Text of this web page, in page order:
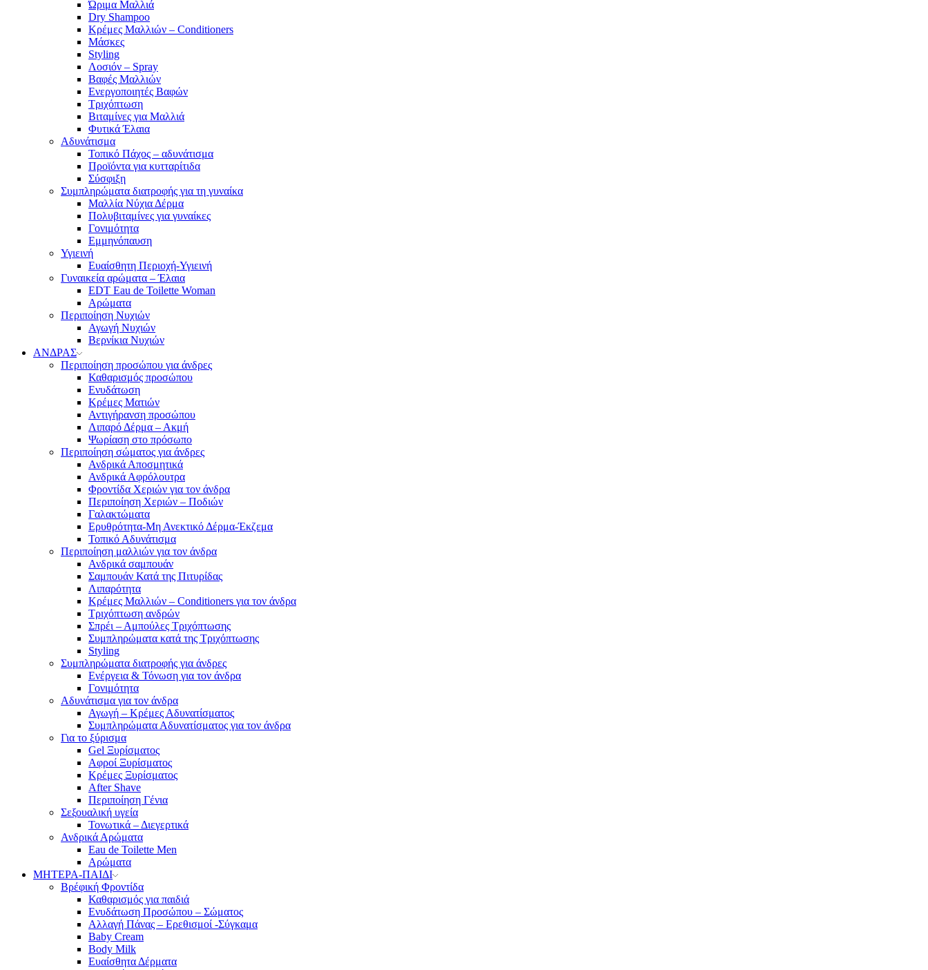
Ώριμα Μαλλιά
Dry Shampoo
Κρέμες Μαλλιών – Conditioners
Μάσκες
Styling
Λοσιόν – Spray
Βαφές Μαλλιών
Ενεργοποιητές Βαφών
Τριχόπτωση
Βιταμίνες για Μαλλιά
Φυτικά Έλαια
Αδυνάτισμα
Τοπικό Πάχος – αδυνάτισμα
Προϊόντα για κυτταρίτιδα
Σύσφιξη
Συμπληρώματα διατροφής για τη γυναίκα
Μαλλία Νύχια Δέρμα
Πολυβιταμίνες για γυναίκες
Γονιμότητα
Εμμηνόπαυση
Υγιεινή
Ευαίσθητη Περιοχή-Υγιεινή
Γυναικεία αρώματα – Έλαια
EDT Eau de Toilette Woman
Αρώματα
Περιποίηση Νυχιών
Αγωγή Νυχιών
Βερνίκια Νυχιών
ΑΝΔΡΑΣ
Περιποίηση προσώπου για άνδρες
Καθαρισμός προσώπου
Ενυδάτωση
Κρέμες Ματιών
Αντιγήρανση προσώπου
Λιπαρό Δέρμα – Ακμή
Ψωρίαση στο πρόσωπο
Περιποίηση σώματος για άνδρες
Ανδρικά Αποσμητικά
Ανδρικά Αφρόλουτρα
Φροντίδα Χεριών για τον άνδρα
Περιποίηση Χεριών – Ποδιών
Γαλακτώματα
Ερυθρότητα-Μη Ανεκτικό Δέρμα-Έκζεμα
Τοπικό Αδυνάτισμα
Περιποίηση μαλλιών για τον άνδρα
Ανδρικά σαμπουάν
Σαμπουάν Κατά της Πιτυρίδας
Λιπαρότητα
Κρέμες Μαλλιών – Conditioners για τον άνδρα
Τριχόπτωση ανδρών
Σπρέι – Αμπούλες Τριχόπτωσης
Συμπληρώματα κατά της Τριχόπτωσης
Styling
Συμπληρώματα διατροφής για άνδρες
Ενέργεια & Τόνωση για τον άνδρα
Γονιμότητα
Αδυνάτισμα για τον άνδρα
Αγωγή – Κρέμες Αδυνατίσματος
Συμπληρώματα Αδυνατίσματος για τον άνδρα
Για το ξύρισμα
Gel Ξυρίσματος
Αφροί Ξυρίσματος
Κρέμες Ξυρίσματος
After Shave
Περιποίηση Γένια
Σεξουαλική υγεία
Τονωτικά – Διεγερτικά
Ανδρικά Αρώματα
Eau de Toilette Men
Αρώματα
ΜΗΤΕΡΑ-ΠΑΙΔΙ
Βρέφική Φροντίδα
Καθαρισμός για παιδιά
Ενυδάτωση Προσώπου – Σώματος
Αλλαγή Πάνας – Ερεθισμοί -Σύγκαμα
Baby Cream
Body Milk
Ευαίσθητα Δέρματα